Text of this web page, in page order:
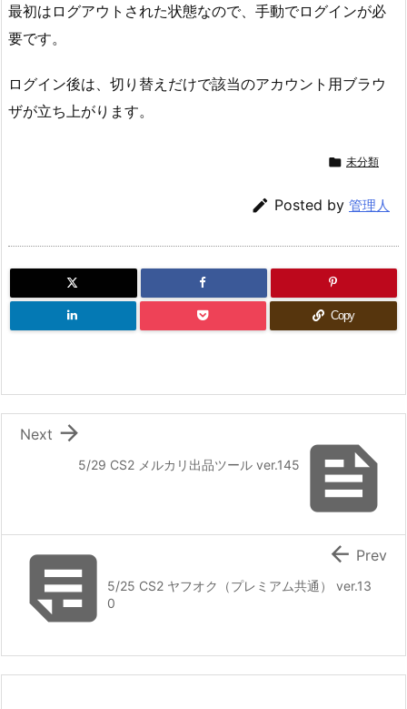
最初はログアウトされた状態なので、手動でログインが必
要です。
ログイン後は、切り替えだけで該当のアカウント用ブラウ
ザが立ち上がります。
 未分類
 Posted by 管理人
Copy

5/29 CS2 メルカリ出品ツール ver.145

Next
5/25 CS2 ヤフオク（プレミアム共通） ver.13
0
 Prev